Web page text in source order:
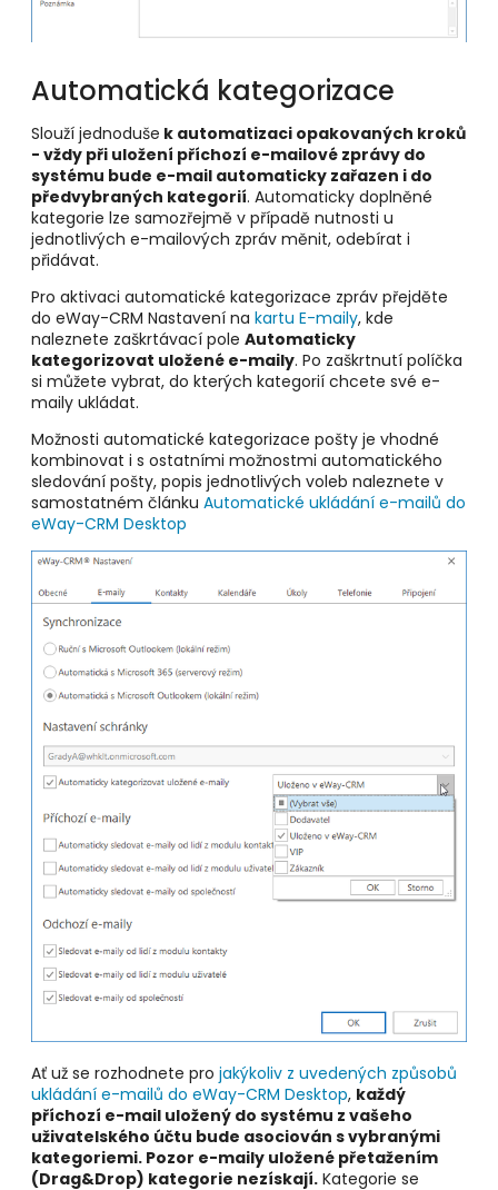
Automatická kategorizace
Slouží jednoduše k automatizaci opakovaných kroků
- vždy při uložení příchozí e-mailové zprávy do
systému bude e-mail automaticky zařazen i do
předvybraných kategorií. Automaticky doplněné
kategorie lze samozřejmě v případě nutnosti u
jednotlivých e-mailových zpráv měnit, odebírat i
přidávat.
Pro aktivaci automatické kategorizace zpráv přejděte
do eWay-CRM Nastavení na kartu E-maily, kde
naleznete zaškrtávací pole Automaticky
kategorizovat uložené e-maily. Po zaškrtnutí políčka
si můžete vybrat, do kterých kategorií chcete své e-
maily ukládat.
Možnosti automatické kategorizace pošty je vhodné
kombinovat i s ostatními možnostmi automatického
sledování pošty, popis jednotlivých voleb naleznete v
samostatném článku Automatické ukládání e-mailů do
eWay-CRM Desktop
Ať už se rozhodnete pro jakýkoliv z uvedených způsobů
ukládání e-mailů do eWay-CRM Desktop, každý
příchozí e-mail uložený do systému z vašeho
uživatelského účtu bude asociován s vybranými
kategoriemi. Pozor e-maily uložené přetažením
(Drag&Drop) kategorie nezískají. Kategorie se